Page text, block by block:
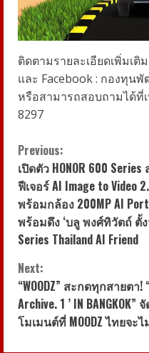
ติดตามรายละเอียดเพิ่มเติ
และ Facebook : กองทุน
หรือสามารถสอบถามได้ที่
8297
C
o
n
t
i
n
u
Previous:
เปิดตัว HONOR 600
ฟีเจอร์ AI Image to Video
พร้อมกล้อง 200MP AI
พร้อมดึง ‘บลู พงศ์ทิวัตถ์ ตั้ง
Series Thailand AI Friend
Next:
“WOODZ” สะกดทุกสายตา!
Archive. 1 ’ IN
โมเมนต์ที่ MOODZ ไทยจะ